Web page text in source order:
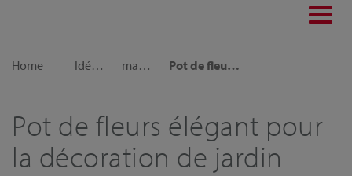
Home
Idées déco maison et jardin Pot de fleurs élégant pour la décoration de jardin
Pot de fleurs élégant pour
la décoration de jardin